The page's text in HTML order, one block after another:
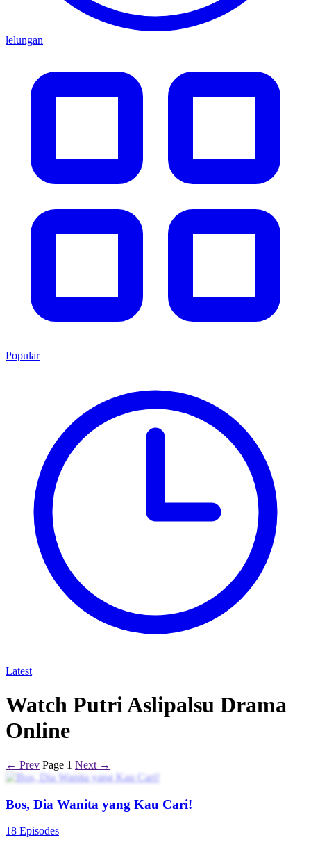
lelungan
Popular
Latest
Watch Putri Aslipalsu Drama
Online
← Prev Page 1 Next →
Bos, Dia Wanita yang Kau Cari!
18 Episodes